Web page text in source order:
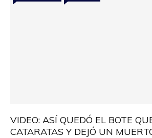
VIDEO: ASÍ QUEDÓ EL BOTE
CATARATAS Y DEJÓ UN